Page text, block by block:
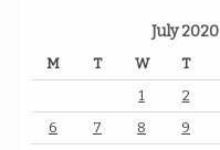
July 2020
M T W T
1
2
6
7 8 9